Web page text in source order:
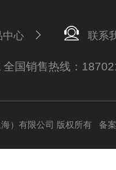
中心 联系
国销售热线：
）有限公司 版权所有 备